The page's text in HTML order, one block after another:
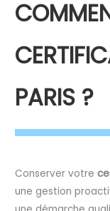
PARIS ?
Conserver votre
une gestion